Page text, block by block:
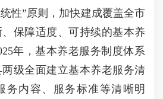
性”原则，加快建成覆盖全市
保障适度、可持续的基本养
年，基本养老服务制度体系
级全面建立基本养老服务清
务内容、服务标准等清晰明